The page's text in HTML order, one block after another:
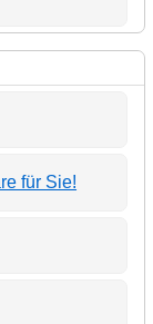
für Sie!